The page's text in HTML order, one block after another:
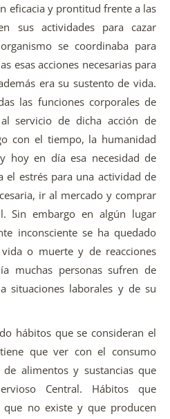
eficacia y prontitud frente a las
sus actividades para cazar
se coordinaba para
esas acciones necesarias para
era su sustento de vida.
las funciones corporales de
servicio de dicha acción de
con el tiempo, la humanidad
hoy en día esa necesidad de
el estrés para una actividad de
ir al mercado y comprar
Sin embargo en algún lugar
inconsciente se ha quedado
o muerte y de reacciones
muchas personas sufren de
situaciones laborales y de su
hábitos que se consideran el
que ver con el consumo
alimentos y sustancias que
Central. Hábitos que
que no existe y que producen